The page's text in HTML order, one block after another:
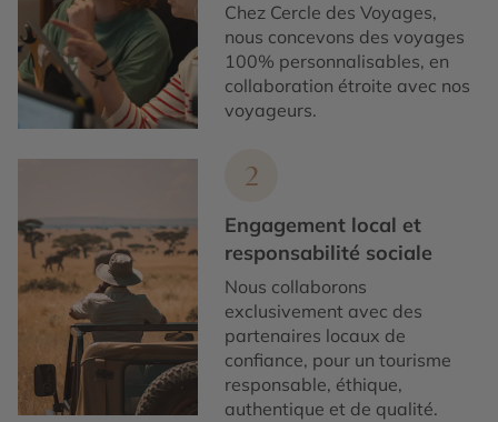
Chez Cercle des Voyages,
nous concevons des voyages
100% personnalisables, en
collaboration étroite avec nos
voyageurs.
2
Engagement local et
responsabilité sociale
Nous collaborons
exclusivement avec des
partenaires locaux de
confiance, pour un tourisme
responsable, éthique,
authentique et de qualité.